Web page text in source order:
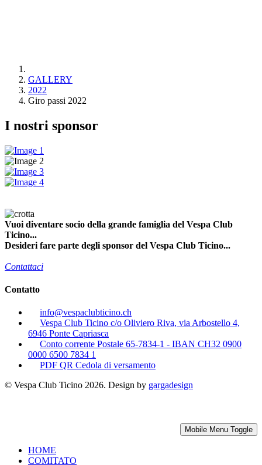
GALLERY
2022
Giro passi 2022
I nostri sponsor
Vuoi diventare socio della grande famiglia del Vespa Club
Ticino...
Desideri fare parte degli sponsor del Vespa Club Ticino...
Contattaci
Contatto
info@vespaclubticino.ch
Vespa Club Ticino c/o Oliviero Riva, via Arbostello 4,
6946 Ponte Capriasca
Conto corrente Postale 65-7834-1 - IBAN CH32 0900
0000 6500 7834 1
PDF QR Cedola di versamento
© Vespa Club Ticino 2026. Design by gargadesign
Mobile Menu Toggle
HOME
COMITATO